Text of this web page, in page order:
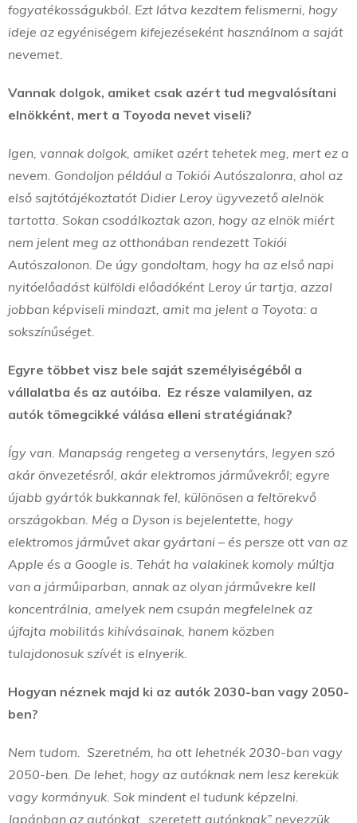
fogyatékosságukból. Ezt látva kezdtem felismerni, hogy
ideje az egyéniségem kifejezéseként használnom a saját
nevemet.
Vannak dolgok, amiket csak azért tud megvalósítani
elnökként, mert a Toyoda nevet viseli?
Igen, vannak dolgok, amiket azért tehetek meg, mert ez a
nevem. Gondoljon például a Tokiói Autószalonra, ahol az
első sajtótájékoztatót Didier Leroy ügyvezető alelnök
tartotta. Sokan csodálkoztak azon, hogy az elnök miért
nem jelent meg az otthonában rendezett Tokiói
Autószalonon. De úgy gondoltam, hogy ha az első napi
nyitóelőadást külföldi előadóként Leroy úr tartja, azzal
jobban képviseli mindazt, amit ma jelent a Toyota: a
sokszínűséget.
Egyre többet visz bele saját személyiségéből a
vállalatba és az autóiba. Ez része valamilyen, az
autók tömegcikké válása elleni stratégiának?
Így van. Manapság rengeteg a versenytárs, legyen szó
akár önvezetésről, akár elektromos járművekről; egyre
újabb gyártók bukkannak fel, különösen a feltörekvő
országokban. Még a Dyson is bejelentette, hogy
elektromos járművet akar gyártani – és persze ott van az
Apple és a Google is. Tehát ha valakinek komoly múltja
van a járműiparban, annak az olyan járművekre kell
koncentrálnia, amelyek nem csupán megfelelnek az
újfajta mobilitás kihívásainak, hanem közben
tulajdonosuk szívét is elnyerik.
Hogyan néznek majd ki az autók 2030-ban vagy 2050-
ben?
Nem tudom. Szeretném, ha ott lehetnék 2030-ban vagy
2050-ben. De lehet, hogy az autóknak nem lesz kerekük
vagy kormányuk. Sok mindent el tudunk képzelni.
Japánban az autónkat „szeretett autónknak” nevezzük.